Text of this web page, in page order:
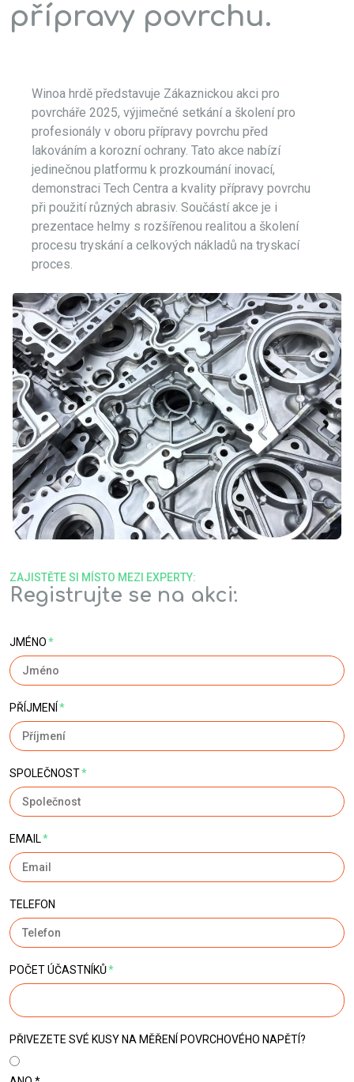
přípravy povrchu.
Winoa hrdě představuje Zákaznickou akci pro
povrcháře 2025, výjimečné setkání a školení pro
profesionály v oboru přípravy povrchu před
lakováním a korozní ochrany. Tato akce nabízí
jedinečnou platformu k prozkoumání inovací,
demonstraci Tech Centra a kvality přípravy povrchu
při použití různých abrasiv. Součástí akce je i
prezentace helmy s rozšířenou realitou a školení
procesu tryskání a celkových nákladů na tryskací
proces.
Registrujte se na akci:
ZAJISTĚTE SI MÍSTO MEZI EXPERTY:
JMÉNO*
PŘÍJMENÍ *
SPOLEČNOST*
EMAIL*
TELEFON
POČET ÚČASTNÍKŮ*
PŘIVEZETE SVÉ KUSY NA MĚŘENÍ POVRCHOVÉHO NAPĚTÍ?